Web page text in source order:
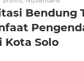
Bendung
Kota Solo